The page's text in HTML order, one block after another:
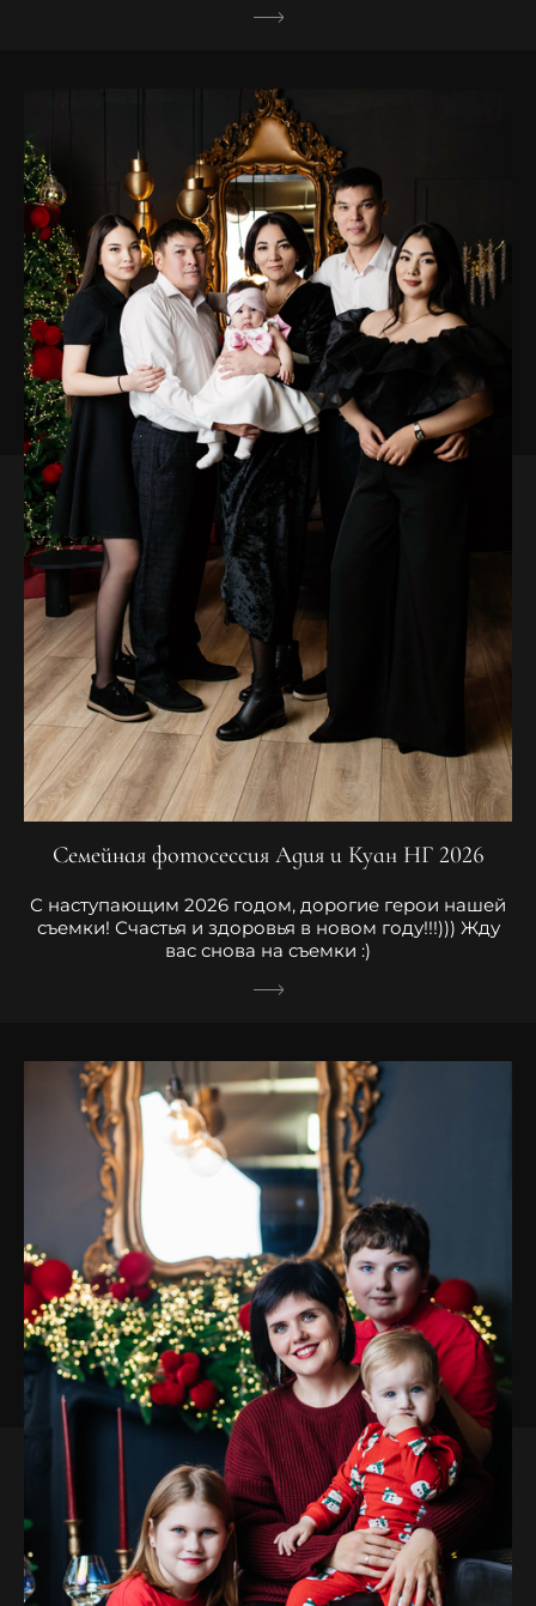
Семейная фотосессия Адия и Куан НГ 2026
С наступающим 2026 годом, дорогие герои нашей
съемки! Счастья и здоровья в новом году!!!))) Жду
вас снова на съемки :)